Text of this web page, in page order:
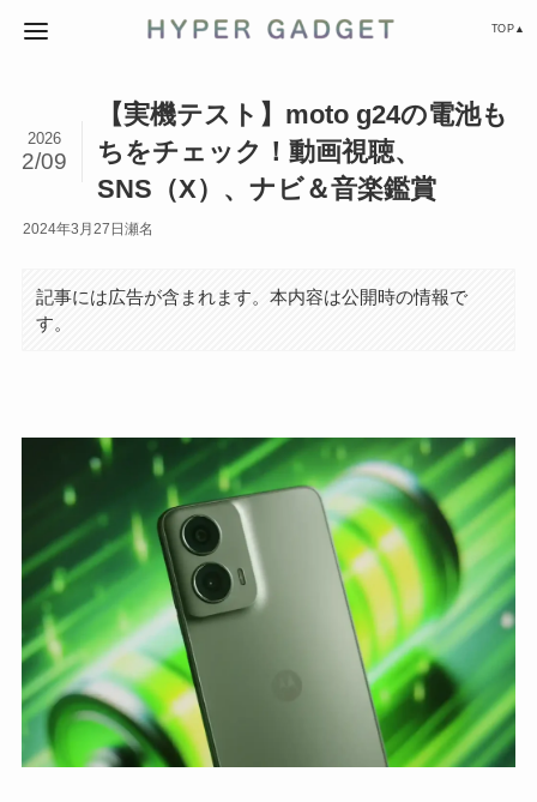
TOP▲
【実機テスト】moto g24の電池も
ちをチェック！動画視聴、
SNS（X）、ナビ＆音楽鑑賞
2026
2/09
2024年3月27日 瀬名
記事には広告が含まれます。本内容は公開時の情報で
す。